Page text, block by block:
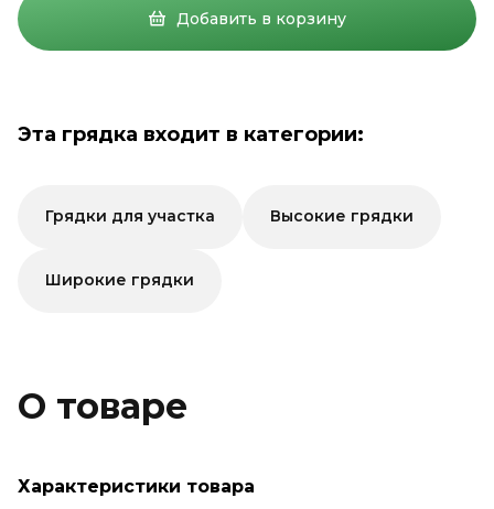
Добавить в корзину
Эта грядка входит в категории:
Грядки для участка Высокие грядки
Широкие грядки
О товаре
Характеристики товара